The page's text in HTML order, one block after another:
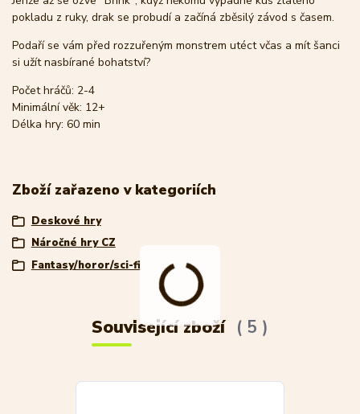
pokladu z ruky, drak se probudí a začíná zběsilý závod s časem.
Podaří se vám před rozzuřeným monstrem utéct včas a mít šanci
si užít nasbírané bohatství?
Počet hráčů: 2-4
Minimální věk: 12+
Délka hry: 60 min
Zboží zařazeno v kategoriích
Deskové hry
Náročné hry CZ
Fantasy/horor/sci-fi
Související zboží 5